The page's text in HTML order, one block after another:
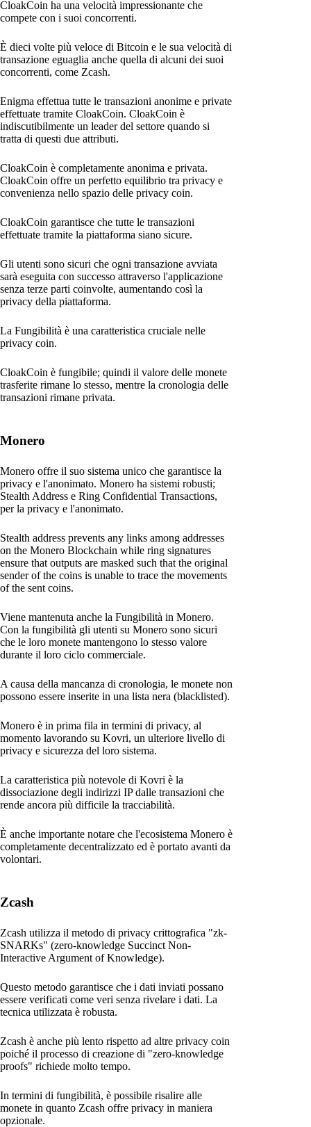
CloakCoin ha una velocità impressionante che
compete con i suoi concorrenti.
È dieci volte più veloce di Bitcoin e le sua velocità di
transazione eguaglia anche quella di alcuni dei suoi
concorrenti, come Zcash.
Enigma effettua tutte le transazioni anonime e private
effettuate tramite CloakCoin. CloakCoin è
indiscutibilmente un leader del settore quando si
tratta di questi due attributi.
CloakCoin è completamente anonima e privata.
CloakCoin offre un perfetto equilibrio tra privacy e
convenienza nello spazio delle privacy coin.
CloakCoin garantisce che tutte le transazioni
effettuate tramite la piattaforma siano sicure.
Gli utenti sono sicuri che ogni transazione avviata
sarà eseguita con successo attraverso l'applicazione
senza terze parti coinvolte, aumentando così la
privacy della piattaforma.
La Fungibilità è una caratteristica cruciale nelle
privacy coin.
CloakCoin è fungibile; quindi il valore delle monete
trasferite rimane lo stesso, mentre la cronologia delle
transazioni rimane privata.
Monero
Monero offre il suo sistema unico che garantisce la
privacy e l'anonimato. Monero ha sistemi robusti;
Stealth Address e Ring Confidential Transactions,
per la privacy e l'anonimato.
Stealth address prevents any links among addresses
on the Monero Blockchain while ring signatures
ensure that outputs are masked such that the original
sender of the coins is unable to trace the movements
of the sent coins.
Viene mantenuta anche la Fungibilità in Monero.
Con la fungibilità gli utenti su Monero sono sicuri
che le loro monete mantengono lo stesso valore
durante il loro ciclo commerciale.
A causa della mancanza di cronologia, le monete non
possono essere inserite in una lista nera (blacklisted).
Monero è in prima fila in termini di privacy, al
momento lavorando su Kovri, un ulteriore livello di
privacy e sicurezza del loro sistema.
La caratteristica più notevole di Kovri è la
dissociazione degli indirizzi IP dalle transazioni che
rende ancora più difficile la tracciabilità.
È anche importante notare che l'ecosistema Monero è
completamente decentralizzato ed è portato avanti da
volontari.
Zcash
Zcash utilizza il metodo di privacy crittografica "zk-
SNARKs" (zero-knowledge Succinct Non-
Interactive Argument of Knowledge).
Questo metodo garantisce che i dati inviati possano
essere verificati come veri senza rivelare i dati. La
tecnica utilizzata è robusta.
Zcash è anche più lento rispetto ad altre privacy coin
poiché il processo di creazione di "zero-knowledge
proofs" richiede molto tempo.
In termini di fungibilità, è possibile risalire alle
monete in quanto Zcash offre privacy in maniera
opzionale.